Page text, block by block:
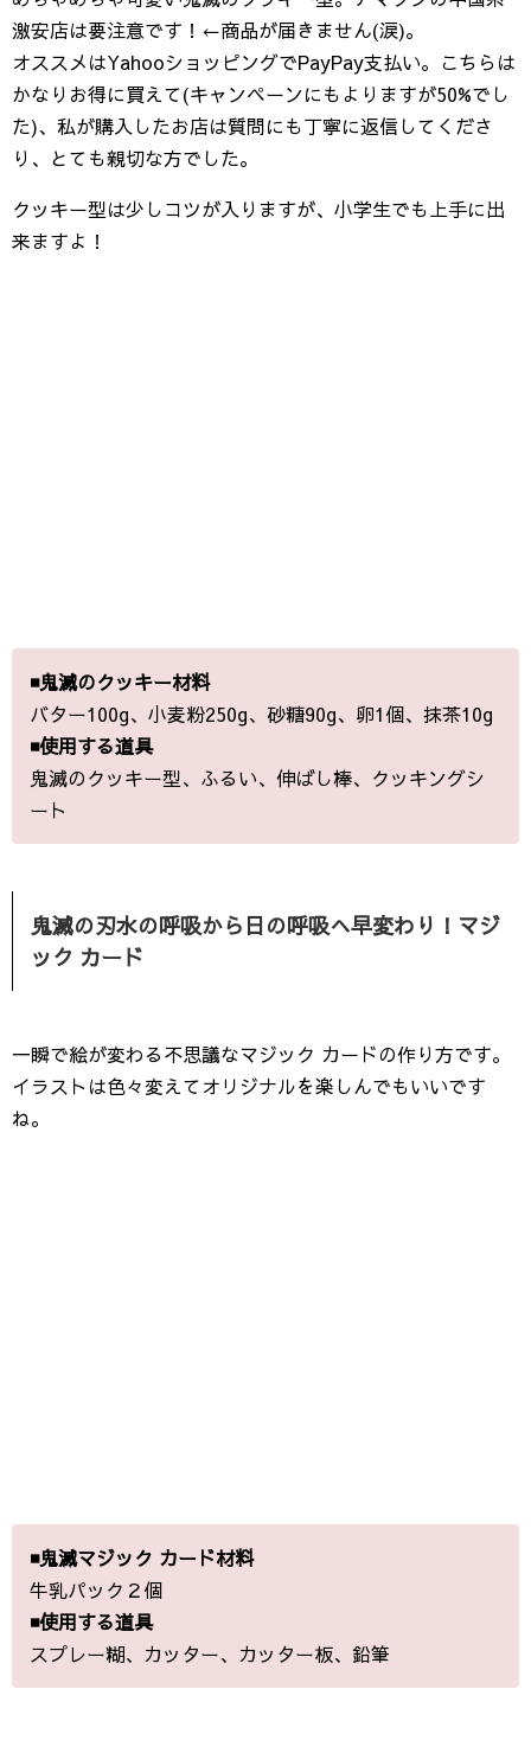
激安店は要注意です！←商品が届きません(涙)。
オススメはYahooショッピングでPayPay支払い。こちらは
かなりお得に買えて(キャンペーンにもよりますが50%でし
た)、私が購入したお店は質問にも丁寧に返信してくださ
り、とても親切な方でした。
クッキー型は少しコツが入りますが、小学生でも上手に出
来ますよ！
◾️鬼滅のクッキー材料
バター100g、小麦粉250g、砂糖90g、卵1個、抹茶10g
◾️使用する道具
鬼滅のクッキー型、ふるい、伸ばし棒、クッキングシ
ート
鬼滅の刃水の呼吸から日の呼吸へ早変わり！マジ
ック カード
一瞬で絵が変わる不思議なマジック カードの作り方です。
イラストは色々変えてオリジナルを楽しんでもいいです
ね。
◾️鬼滅マジック カード材料
牛乳パック２個
◾️使用する道具
スプレー糊、カッター、カッター板、鉛筆